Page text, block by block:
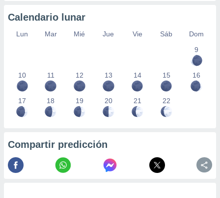
Calendario lunar
Lun Mar Mié Jue Vie Sáb
Dom
9
10 11 12 13 14 15 16
17 18 19 20 21 22
Compartir predicción